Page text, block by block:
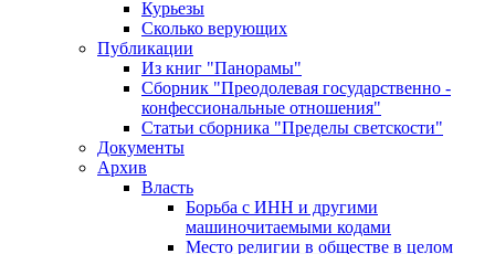
Курьезы
Сколько верующих
Публикации
Из книг "Панорамы"
Сборник "Преодолевая государственно -
конфессиональные отношения"
Статьи сборника "Пределы светскости"
Документы
Архив
Власть
Борьба с ИНН и другими
машиночитаемыми кодами
Место религии в обществе в целом